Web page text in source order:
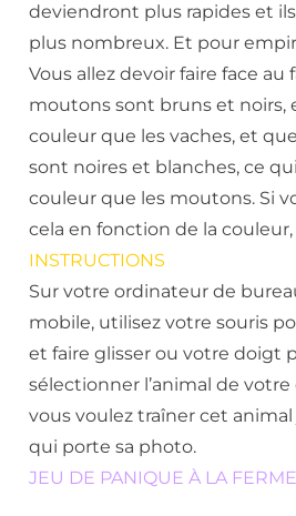
deviendront plus rapides et
plus nombreux. Et pour
Vous allez devoir faire face
moutons sont bruns et noirs,
couleur que les vaches, et
sont noires et blanches, ce
couleur que les moutons. Si
cela en fonction de la
INSTRUCTIONS
Sur votre ordinateur de
mobile, utilisez votre souris
et faire glisser ou votre doigt
sélectionner l’animal de votre
vous voulez traîner cet animal
qui porte sa photo.
JEU DE PANIQUE À LA FERME